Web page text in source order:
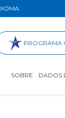
PROGRAMA
SOBRE DADOS